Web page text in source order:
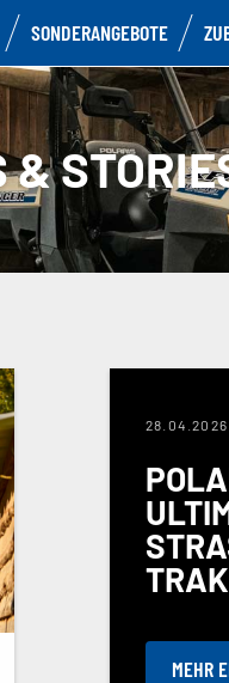
SONDERANGEBOTE
&
28.04.2026
MEHR